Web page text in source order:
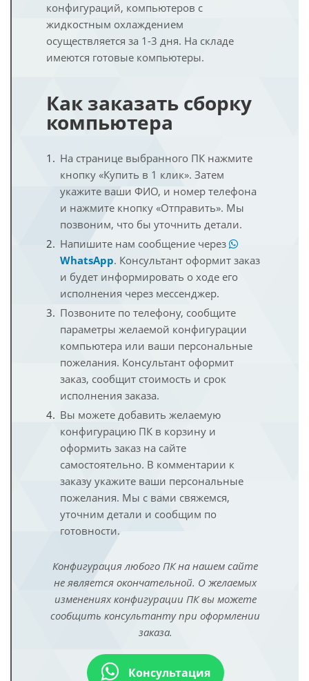
конфигураций, компьютеров с
жидкостным охлаждением
осуществляется за 1-3 дня. На складе
имеются готовые компьютеры.
Как заказать сборку
компьютера
На странице выбранного ПК нажмите
кнопку «Купить в 1 клик». Затем
укажите ваши ФИО, и номер телефона
и нажмите кнопку «Отправить». Мы
позвоним, что бы уточнить детали.
Напишите нам сообщение через
WhatsApp. Консультант оформит заказ
и будет информировать о ходе его
исполнения через мессенджер.
Позвоните по телефону, сообщите
параметры желаемой конфигурации
компьютера или ваши персональные
пожелания. Консультант оформит
заказ, сообщит стоимость и срок
исполнения заказа.
Вы можете добавить желаемую
конфигурацию ПК в корзину и
оформить заказ на сайте
самостоятельно. В комментарии к
заказу укажите ваши персональные
пожелания. Мы с вами свяжемся,
уточним детали и сообщим по
готовности.
Конфигурация любого ПК на нашем сайте
не является окончательной. О желаемых
изменениях конфигурации ПК вы можете
сообщить консультанту при оформлении
заказа.
Консультация